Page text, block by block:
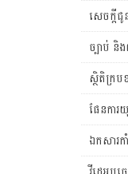
សេចក្តី
ច្បាប់ និ
ស្ថិតិក្របខ
ផែនការ
ឯកសារ
វីដេអូបច្